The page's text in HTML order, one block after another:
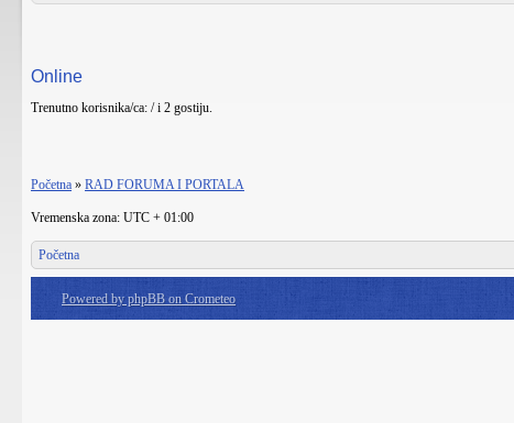
Online
Trenutno korisnika/ca: / i 2 gostiju.
Početna » RAD FORUMA I PORTALA
Vremenska zona: UTC + 01:00
Početna
Powered by phpBB on Crometeo